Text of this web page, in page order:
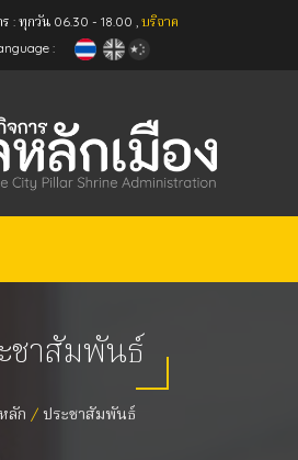
ร : ทุกวัน 06.30 - 18.00 ,บริจาค
:
ชาสัมพันธ์
ลัก ประชาสัมพันธ์